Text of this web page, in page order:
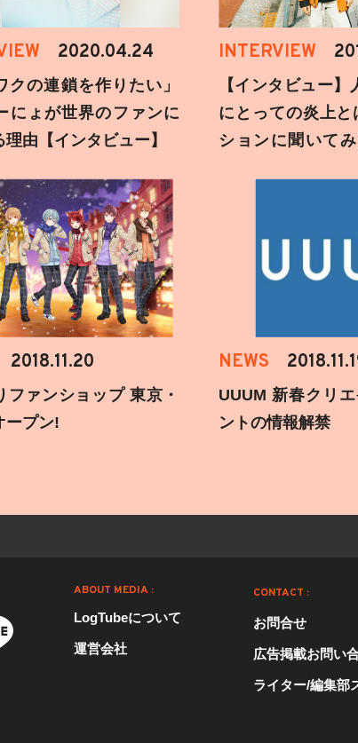
2020.04.24
クの連鎖を作りたい」
にょが世界のファンに
由【インタビュー】
INTERVIEW
【インタビュー
にとっての炎上
ションに聞いて
2018.11.20
ファンショップ 東京・
ープン!
NEWS
UUUM 新春クリ
ントの情報解禁
ABOUT MEDIA :
LogTubeについて
運営会社
CONTACT :
お問合せ
広告掲載お問い
ライター/編集部